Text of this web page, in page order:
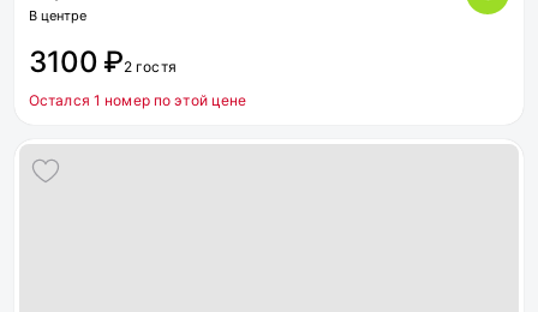
В центре
3100 ₽2 гостя
Остался 1 номер по этой цене